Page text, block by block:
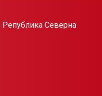
Република Северна